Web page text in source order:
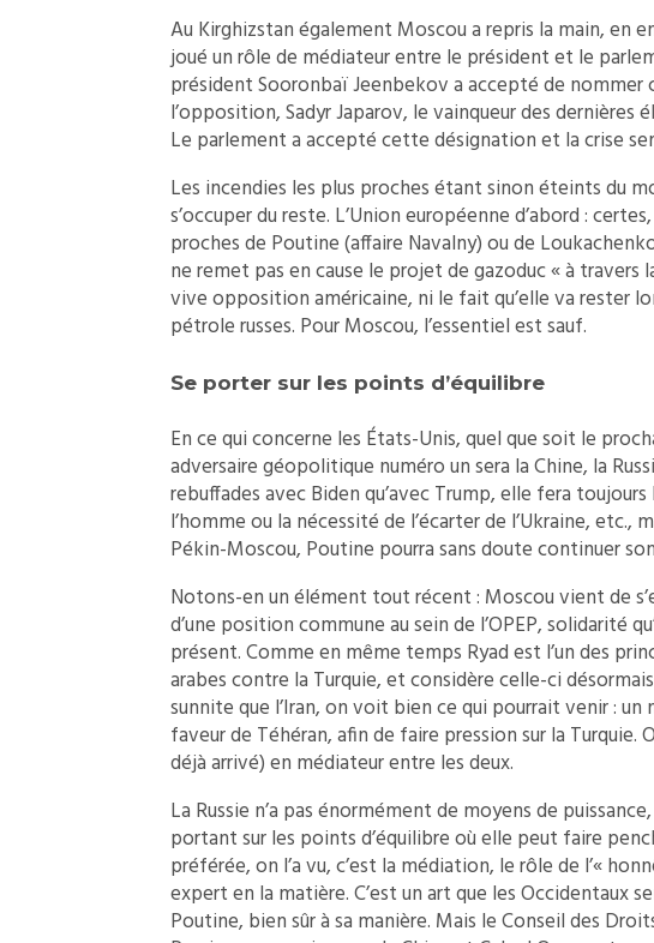
Au Kirghizstan également Moscou a repris la main, en
joué un rôle de médiateur entre le président et le
président Sooronbaï Jeenbekov a accepté de
l’opposition, Sadyr Japarov, le vainqueur des
Le parlement a accepté cette désignation et la crise
Les incendies les plus proches étant sinon éteints du
s’occuper du reste. L’Union européenne d’abord :
proches de Poutine (affaire Navalny) ou de
ne remet pas en cause le projet de gazoduc « à travers
vive opposition américaine, ni le fait qu’elle va rester
pétrole russes. Pour Moscou, l’essentiel est sauf.
Se porter sur les points d’équilibre
En ce qui concerne les États-Unis, quel que soit le
adversaire géopolitique numéro un sera la Chine, la
rebuffades avec Biden qu’avec Trump, elle fera
l’homme ou la nécessité de l’écarter de l’Ukraine,
Pékin-Moscou, Poutine pourra sans doute continuer
Notons-en un élément tout récent : Moscou vient de
d’une position commune au sein de l’OPEP, solidarité
présent. Comme en même temps Ryad est l’un des
arabes contre la Turquie, et considère celle-ci
sunnite que l’Iran, on voit bien ce qui pourrait venir :
faveur de Téhéran, afin de faire pression sur la Turquie.
déjà arrivé) en médiateur entre les deux.
La Russie n’a pas énormément de moyens de
portant sur les points d’équilibre où elle peut faire
préférée, on l’a vu, c’est la médiation, le rôle de l’«
expert en la matière. C’est un art que les Occidentaux
Poutine, bien sûr à sa manière. Mais le Conseil des